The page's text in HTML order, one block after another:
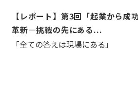
【レポート】第3回「起業から成
革新―挑戦の先にある...
「全ての答えは現場にある」